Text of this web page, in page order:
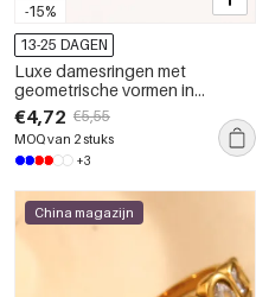
-15%
13-25 DAGEN
Luxe damesringen met
geometrische vormen in
gemengde kleuren, gemaakt
van roestvrij staal, waterdicht en
goudkleurig, met edelstenen.
€4,72 €5,55
MOQ van 2 stuks
+3
China magazijn